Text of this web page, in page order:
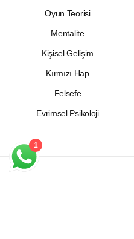
Oyun Teorisi
Mentalite
Kişisel Gelişim
Kırmızı Hap
Felsefe
Evrimsel Psikoloji
1